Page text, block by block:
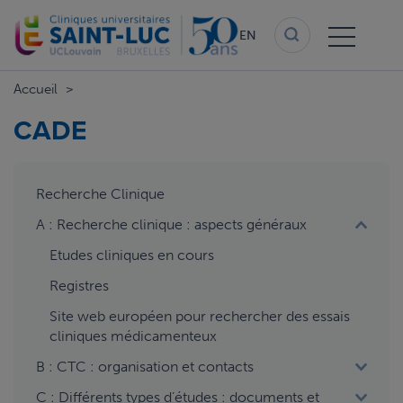
main
EN
Accueil
CADE
aside
Recherche Clinique
A : Recherche clinique : aspects généraux
Etudes cliniques en cours
Registres
Site web européen pour rechercher des essais
cliniques médicamenteux
B : CTC : organisation et contacts
C : Différents types d’études : documents et